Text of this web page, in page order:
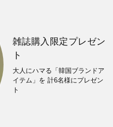
雑誌購入限定プレゼン
ト
大人にハマる「韓国ブランドア
イテム」を 計6名様にプレゼン
ト